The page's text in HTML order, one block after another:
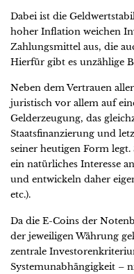
Dabei ist die
hoher Inflation weichen
Zahlungsmittel aus, die
Hierfür gibt es unzählige
Neben dem Vertrauen
juristisch vor allem auf
Gelderzeugung, das
Staatsfinanzierung und
seiner heutigen Form
ein natürliches Interesse
und entwickeln daher
etc.).
Da die E-Coins der
der jeweiligen Währung
zentrale
Systemunabhängigkeit –